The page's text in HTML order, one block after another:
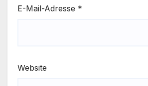
E-Mail-Adresse *
Website